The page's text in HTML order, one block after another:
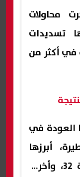
محاولات
تسديدات
في أكثر من
العودة في
أبرزها
تسديدة قوية في الدقيقة 32، وأخرى